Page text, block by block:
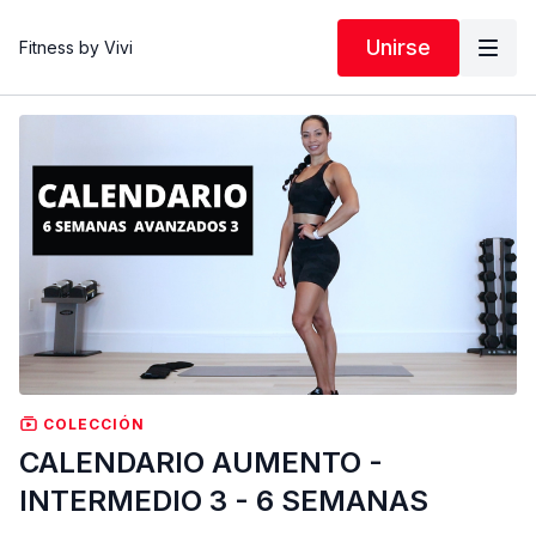
Fitness by Vivi Unirse
COLECCIÓN
CALENDARIO AUMENTO -
INTERMEDIO 3 - 6 SEMANAS